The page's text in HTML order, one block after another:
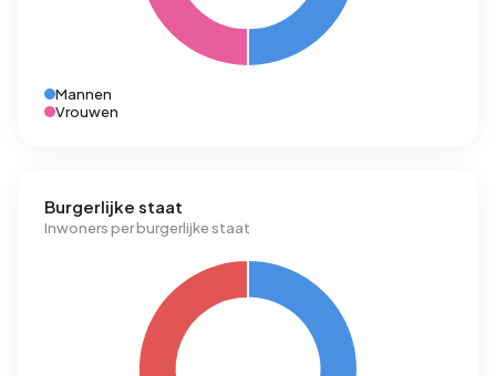
Mannen
Vrouwen
Burgerlijke staat
Inwoners per burgerlijke staat